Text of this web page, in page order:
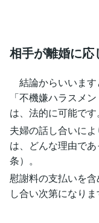
相手が離婚に
結論からいいます
「不機嫌ハラスメ
は、法的に可能です。
夫婦の話し合いに
は、どんな理由で
条）。
慰謝料の支払いを
し合い次第になりま